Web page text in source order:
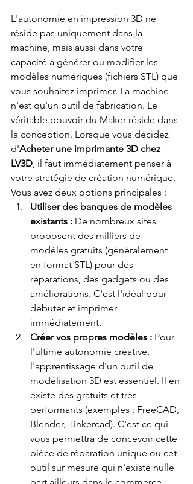
L'autonomie en impression 3D ne
réside pas uniquement dans la
machine, mais aussi dans votre
capacité à générer ou modifier les
modèles numériques (fichiers STL) que
vous souhaitez imprimer. La machine
n'est qu'un outil de fabrication. Le
véritable pouvoir du Maker réside dans
la conception. Lorsque vous décidez
d'Acheter une imprimante 3D chez
LV3D, il faut immédiatement penser à
votre stratégie de création numérique.
Vous avez deux options principales :
Utiliser des banques de modèles
existants : De nombreux sites
proposent des milliers de
modèles gratuits (généralement
en format STL) pour des
réparations, des gadgets ou des
améliorations. C'est l'idéal pour
débuter et imprimer
immédiatement.
Créer vos propres modèles : Pour
l'ultime autonomie créative,
l'apprentissage d'un outil de
modélisation 3D est essentiel. Il en
existe des gratuits et très
performants (exemples : FreeCAD,
Blender, Tinkercad). C'est ce qui
vous permettra de concevoir cette
pièce de réparation unique ou cet
outil sur mesure qui n'existe nulle